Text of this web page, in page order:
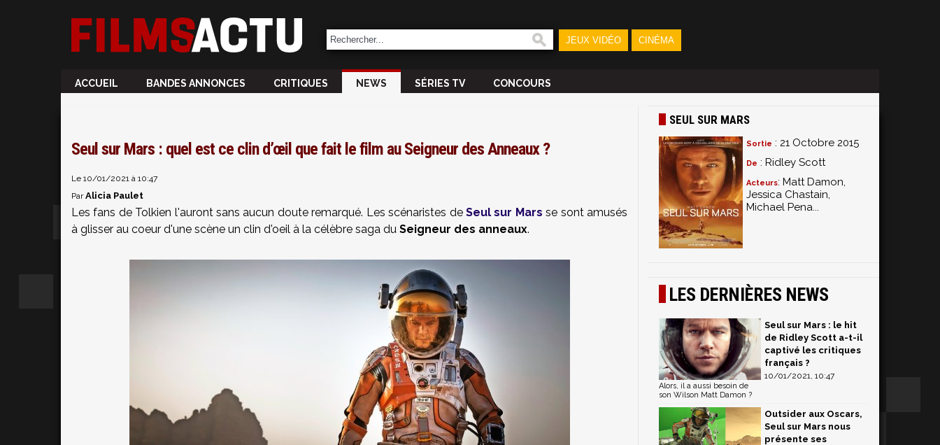
JEUX VIDÉO CINÉMA
ACCUEIL BANDES ANNONCES CRITIQUES NEWS SÉRIES TV CONCOURS
Seul sur Mars : quel est ce clin d’œil que fait le film au Seigneur des Anneaux ?
Le 10/01/2021 à 10:47
ParAlicia Paulet
Les fans de Tolkien l'auront sans aucun doute remarqué. Les scénaristes de Seul sur Mars se sont amusés
à glisser au coeur d'une scène un clin d'oeil à la célèbre saga du Seigneur des anneaux.
SEUL SUR MARS
Sortie : 21 Octobre 2015
De : Ridley Scott
Acteurs: Matt Damon,
Jessica Chastain,
Michael Pena...
LES DERNIÈRES NEWS
Seul sur Mars : le hit
de Ridley Scott a-t-il
captivé les critiques
français ?
10/01/2021, 10:47
Alors, il a aussi besoin de
son Wilson Matt Damon ?
Outsider aux Oscars,
Seul sur Mars nous
présente ses